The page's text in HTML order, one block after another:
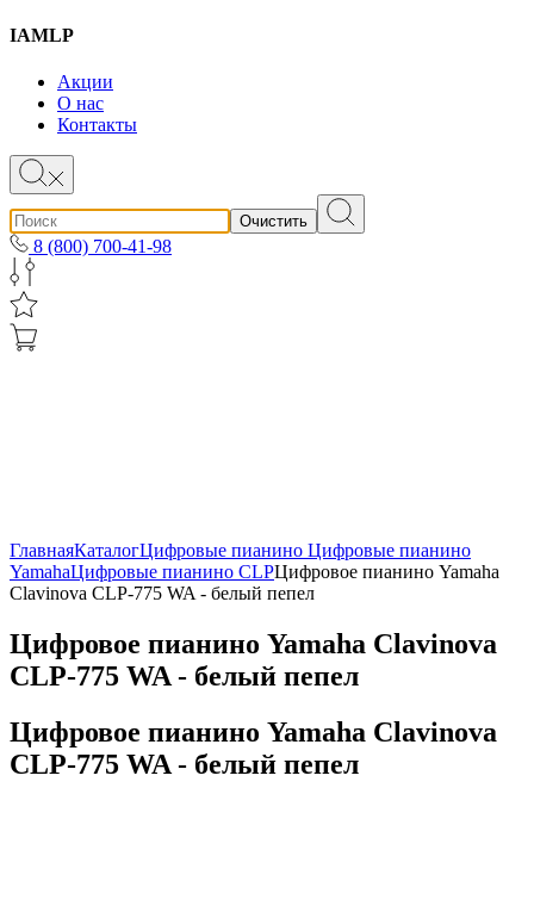
IAMLP
Акции
О нас
Контакты
Очистить
8 (800) 700-41-98
ГлавнаяКаталогЦифровые пианино Цифровые пианино
YamahaЦифровые пианино CLPЦифровое пианино Yamaha
Clavinova CLP-775 WA - белый пепел
Цифровое пианино Yamaha Clavinova
CLP-775 WA - белый пепел
Цифровое пианино Yamaha Clavinova
CLP-775 WA - белый пепел